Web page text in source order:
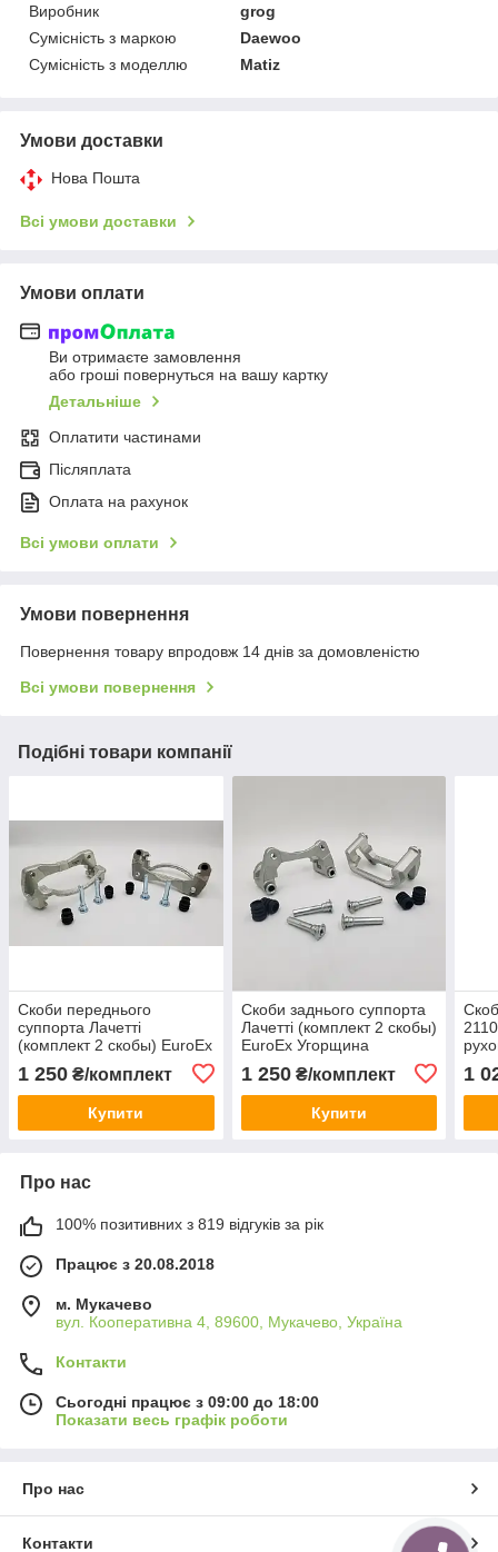
Виробник
grog
Сумісність з маркою
Daewoo
Сумісність з моделлю
Matiz
Умови доставки
Нова Пошта
Всі умови доставки
Умови оплати
Ви отримаєте замовлення
або гроші повернуться на вашу картку
Детальніше
Оплатити частинами
Післяплата
Оплата на рахунок
Всі умови оплати
Умови повернення
Повернення товару впродовж 14 днів за домовленістю
Всі умови повернення
Подібні товари компанії
Скоби переднього
суппорта Лачетті
(комплект 2 скобы) EuroEx
1 250 ₴/комплект
Купити
Скоби заднього суппорта
Лачетті (комплект 2 скобы)
EuroEx Угорщина
1 250₴/комплект
Купити
1
Про нас
100% позитивних з 819 відгуків за рік
Працює з 20.08.2018
м. Мукачево
вул. Кооперативна 4, 89600, Мукачево, Україна
Контакти
Сьогодні працює з 09:00 до 18:00
Показати весь графік роботи
Про нас
Контакти